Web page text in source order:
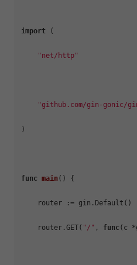
import (
"net/http"
"github.com/gin-gonic/
)
func main() {
    router := gin.Default()
    router.GET(
"/" , func (c